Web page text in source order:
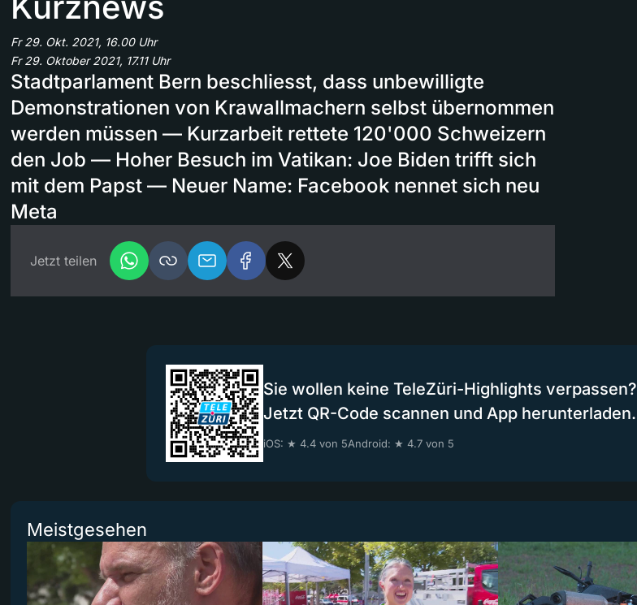
Fr 29. Okt. 2021, 16.00 Uhr
Fr 29. Oktober 2021, 17.11 Uhr
Stadtparlament Bern beschliesst, dass unbewilligte
Demonstrationen von Krawallmachern selbst übernommen
werden müssen — Kurzarbeit rettete 120'000 Schweizern
den Job — Hoher Besuch im Vatikan: Joe Biden trifft sich
mit dem Papst — Neuer Name: Facebook nennet sich neu
Meta
Jetzt teilen
Sie wollen keine TeleZüri-Highlights verpassen?
Jetzt QR-Code scannen und App herunterladen.
iOS: ★ 4.4 von 5Android: ★ 4.7 von 5
Meistgesehen